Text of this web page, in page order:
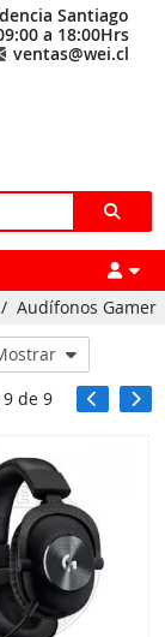
Santiago
a 18:00Hrs
ventas@wei.cl
/ Audífonos Gamer
9de 9